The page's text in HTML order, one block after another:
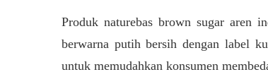
Produk naturebas brown sugar aren
berwarna putih bersih dengan label
untuk memudahkan konsumen